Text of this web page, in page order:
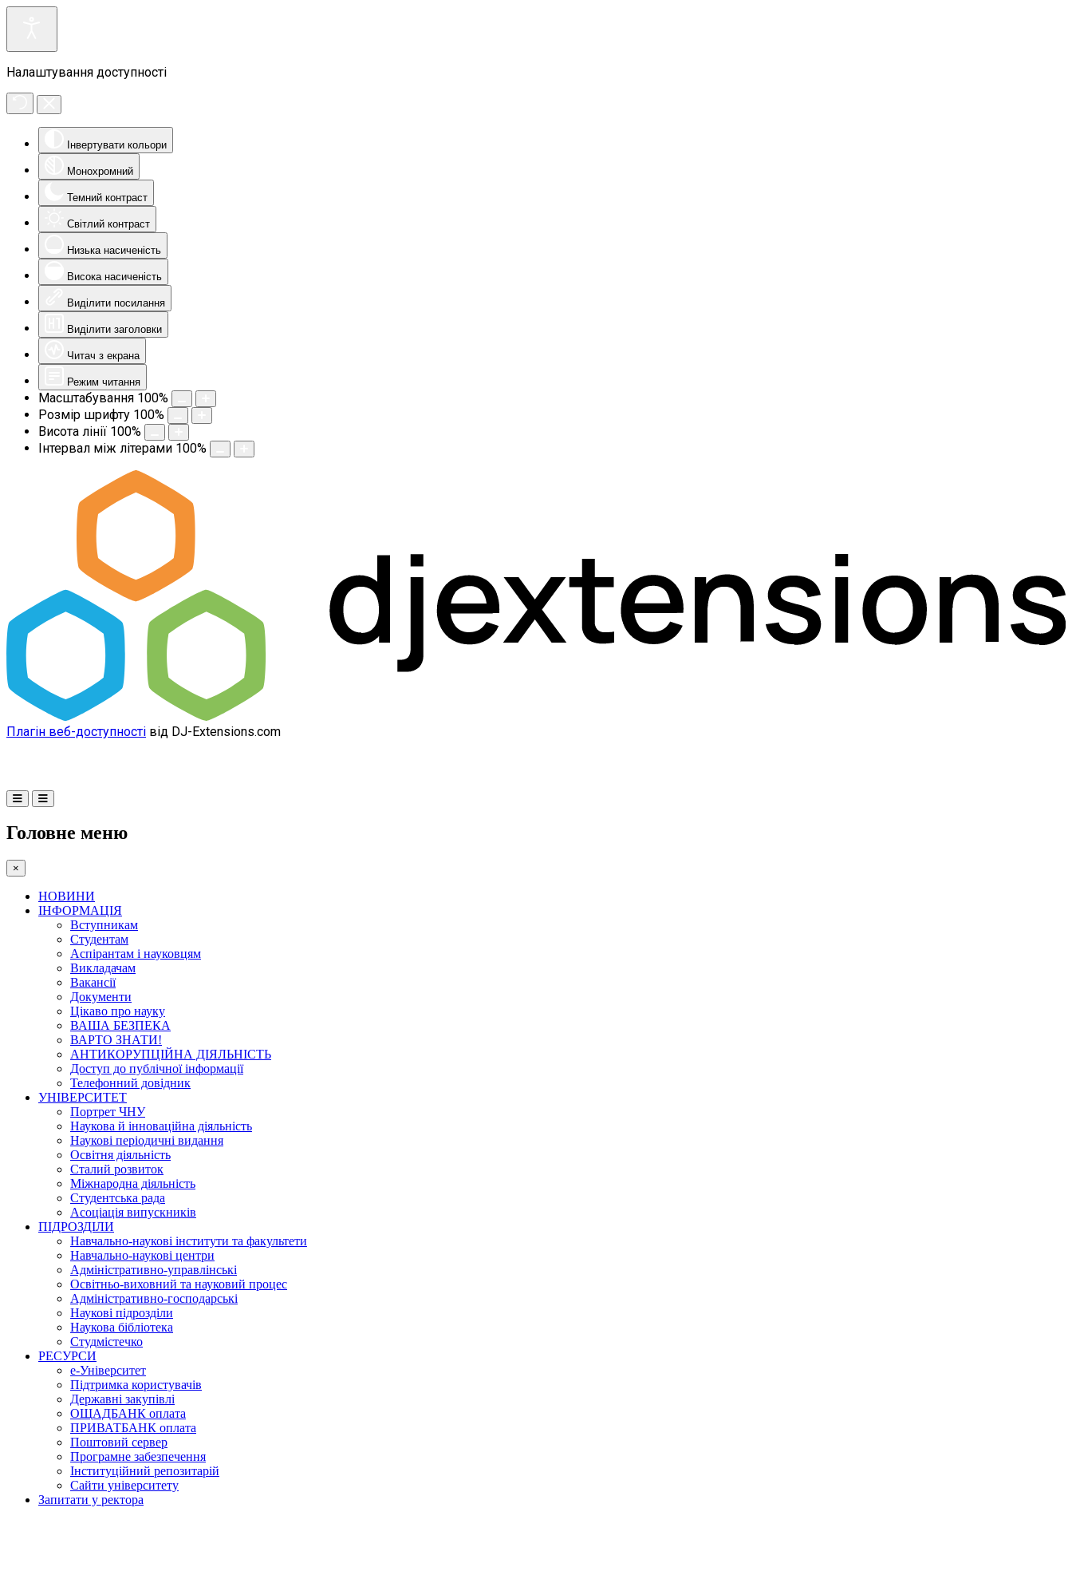
Налаштування доступності
Інвертувати кольори
Монохромний
Темний контраст
Світлий контраст
Низька насиченість
Висока насиченість
Виділити посилання
Виділити заголовки
Читач з екрана
Режим читання
Масштабування 100%
Розмір шрифту 100%
Висота лінії 100%
Інтервал між літерами 100%
Плагін веб-доступності від DJ-Extensions.com
Головне меню
×
НОВИНИ
ІНФОРМАЦІЯ
Вступникам
Студентам
Аспірантам і науковцям
Викладачам
Вакансії
Документи
Цікаво про науку
ВАША БЕЗПЕКА
ВАРТО ЗНАТИ!
АНТИКОРУПЦІЙНА ДІЯЛЬНІСТЬ
Доступ до публічної інформації
Телефонний довідник
УНІВЕРСИТЕТ
Портрет ЧНУ
Наукова й інноваційна діяльність
Наукові періодичні видання
Освітня діяльність
Сталий розвиток
Міжнародна діяльність
Студентська рада
Асоціація випускників
ПІДРОЗДІЛИ
Навчально-наукові інститути та факультети
Навчально-наукові центри
Адміністративно-управлінські
Освітньо-виховний та науковий процес
Адміністративно-господарські
Наукові підрозділи
Наукова бібліотека
Студмістечко
РЕСУРСИ
е-Університет
Підтримка користувачів
Державні закупівлі
ОЩАДБАНК оплата
ПРИВАТБАНК оплата
Поштовий сервер
Програмне забезпечення
Інституційний репозитарій
Сайти університету
Запитати у ректора